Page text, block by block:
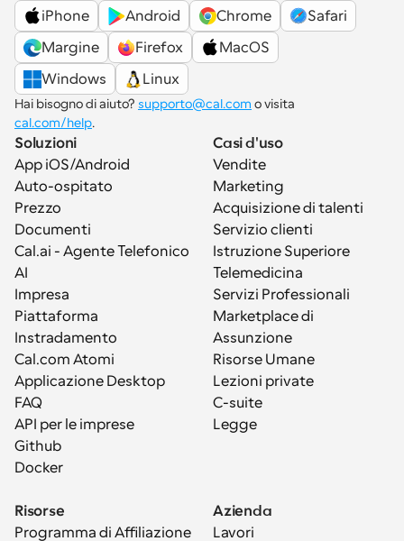
iPhone
Android Chrome
Safari
Margine
Firefox
MacOS
Windows
Linux
Hai bisogno di aiuto? supporto@cal.com
cal.com/help.
Soluzioni
App iOS/Android
Auto-ospitato
Prezzo
Documenti
Cal.ai - Agente Telefonico
AI
Impresa
Piattaforma
Instradamento
Cal.com Atomi
Applicazione Desktop
FAQ
API per le imprese
Github
Docker
Casi d'uso
Vendite
Marketing
Acquisizione di talenti
Servizio clienti
Istruzione Superiore
Telemedicina
Servizi Professionali
Marketplace di
Assunzione
Risorse Umane
Lezioni private
C-suite
Legge
Risorse
Programma di Affiliazione
Azienda
Lavori